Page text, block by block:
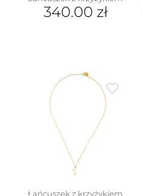
340.00 zł
Łańcuszek z krzyżykiem